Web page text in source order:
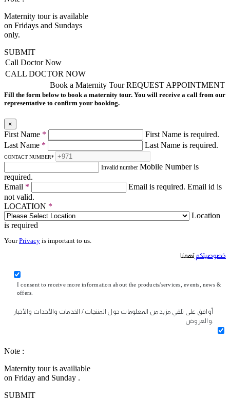
Maternity tour is available
on Fridays and Sundays
only.
SUBMIT
Call Doctor Now
CALL DOCTOR NOW
REQUEST APPOINTMENT
Book a Maternity Tour
Fill the form below to book a maternity tour. You will receive a call from our
representative to confirm your booking.
×
First Name *
First Name is required.
Last Name * Last Name is required.
CONTACT NUMBER*
Invalid number Mobile Number is
required.
Email * Email is required. Email id is
not valid.
LOCATION *
Location
is required
YourPrivacy is important to us.
خصوصيتكم تهمنا
I consent to receive more information about the products/services, events, news &
offers.
أوافق على تلقي مزيد من المعلومات حول المنتجات / الخدمات والأحداث والأخبار
والعروض.
Note :
Maternity tour is availiable
on Friday and Sunday .
SUBMIT